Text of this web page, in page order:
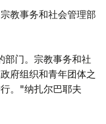
教事务和社会管理部
部门。宗教事务和社
府组织和青年团体之
。"纳扎尔巴耶夫